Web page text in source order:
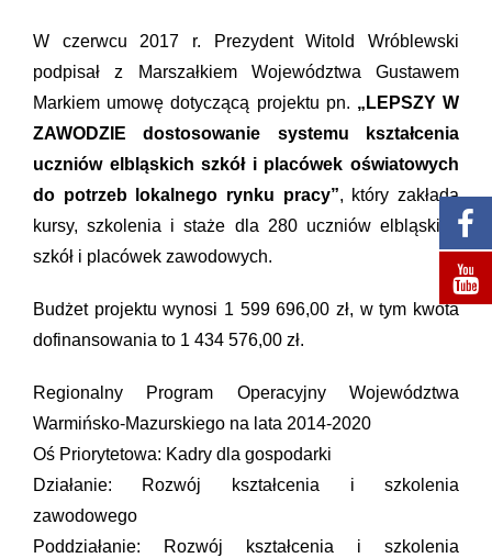
W czerwcu 2017 r. Prezydent Witold Wróblewski
podpisał z Marszałkiem Województwa Gustawem
Markiem umowę dotyczącą projektu pn. „LEPSZY W
ZAWODZIE dostosowanie systemu kształcenia
uczniów elbląskich szkół i placówek oświatowych
do potrzeb lokalnego rynku pracy”, który zakłada
kursy, szkolenia i staże dla 280 uczniów elbląskich
szkół i placówek zawodowych.
Budżet projektu wynosi 1 599 696,00 zł, w tym kwota
dofinansowania to 1 434 576,00 zł.
Regionalny Program Operacyjny Województwa
Warmińsko-Mazurskiego na lata 2014-2020
Oś Priorytetowa: Kadry dla gospodarki
Działanie: Rozwój kształcenia i szkolenia
zawodowego
Poddziałanie: Rozwój kształcenia i szkolenia